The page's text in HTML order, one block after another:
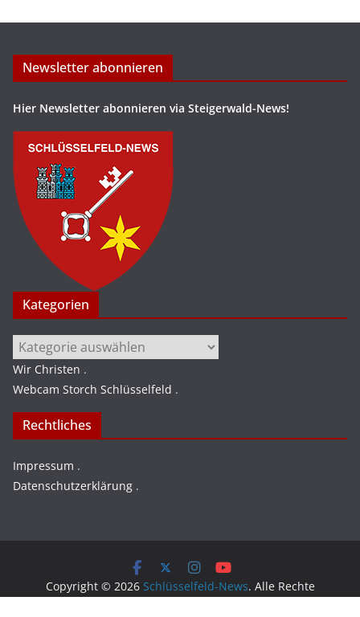
Newsletter abonnieren
Hier Newsletter abonnieren via Steigerwald-News!
Kategorien
Kategorien
Wir Christen .
Webcam Storch Schlüsselfeld .
Rechtliches
Impressum .
Datenschutzerklärung .
Copyright © 2026 Schlüsselfeld-News. Alle Rechte